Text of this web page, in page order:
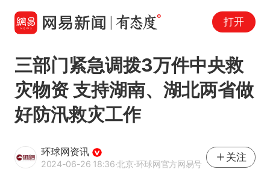
打开
三部门紧急调拨3万件中央救
灾物资 支持湖南、湖北两省做
好防汛救灾工作
环球网资讯
2024-06-26 18:36·北京·环球网官方网易号
关注